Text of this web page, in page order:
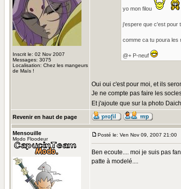
Inscrit le: 02 Nov 2007
Messages: 3075
Localisation: Chez les mangeurs
de Maïs !
yo mon filou
j'espere que c'est pour
comme ca tu poura les
@+ P-neuf
Oui oui c'est pour moi, et ils
Je ne compte pas faire les
Et j'ajoute que sur la photo
Revenir en haut de page
Mensouille
Modo Floodeur
Posté le: Ven Nov 09, 2007 21:00
Ben ecoute.... moi je suis pas
patte à modelé....